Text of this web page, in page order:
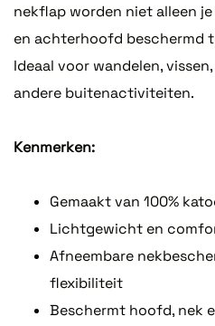
nekflap worden niet alleen
en achterhoofd beschermd
Ideaal voor wandelen,
andere buitenactiviteiten.
Kenmerken:
Gemaakt van 100%
Lichtgewicht en
Afneembare
flexibiliteit
Beschermt hoofd, nek